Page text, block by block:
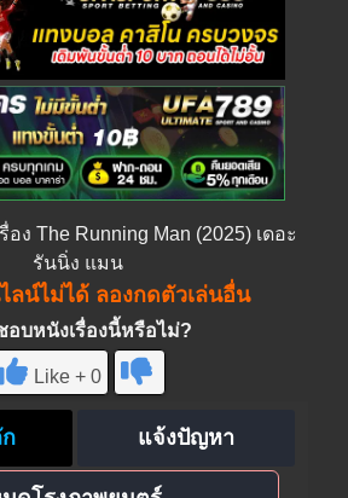
รื่อง The Running Man (2025) เดอะ
รันนิ่ง แมน
ลน์ไม่ได้ ลองกดตัวเล่นอื่น
บหนังเรื่องนี้หรือไม่?
Like + 0
แจ้งปัญหา